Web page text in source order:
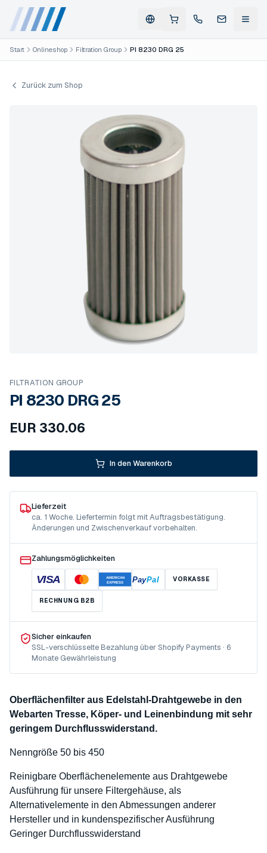
Start Onlineshop Filtration Group PI 8230 DRG 25
Zurück zum Shop
FILTRATION GROUP
PI 8230 DRG 25
EUR 330.06
In den Warenkorb
Lieferzeit
ca. 1 Woche. Liefertermin folgt mit Auftragsbestätigung.
Änderungen und Zwischenverkauf vorbehalten.
Zahlungsmöglichkeiten
VISA
AMERICAN
EXPRESS
PayPal VORKASSE
RECHNUNG B2B
Sicher einkaufen
SSL-verschlüsselte Bezahlung über Shopify Payments · 6
Monate Gewährleistung
Oberflächenfilter aus Edelstahl-Drahtgewebe in den
Webarten Tresse, Köper- und Leinenbindung mit sehr
geringem Durchflusswiderstand.
Nenngröße 50 bis 450
Reinigbare Oberflächenelemente aus Drahtgewebe
Ausführung für unsere Filtergehäuse, als
Alternativelemente in den Abmessungen anderer
Hersteller und in kundenspezifischer Ausführung
Geringer Durchflusswiderstand